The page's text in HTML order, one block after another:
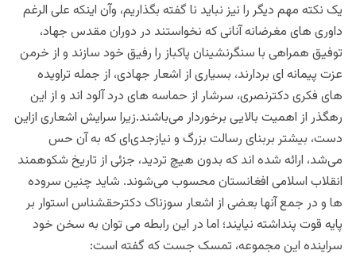
یک نکته مهم دیگر را نیز نباید نا گفته بگذاریم، وآن اینکه علی الرغم
داوری های مغرضانه آنانی که نخواستند در دوران مقدس جهاد،
توفیق همراهی با سنگرنشینان پاکباز را رفیق خود سازند و از خرمن
عزت پیمانه ای بردارند، بسیاری از اشعار جهادی، از جمله تراویده
های فکری دکترنصری، سرشار از حماسه های درد آلود اند و از این
رهگذر از اهمیت بالایی برخوردار می‌باشند.زیرا سرایش اشعاری ازاین
دست، بیشتر بربنای رسالت بزرگ و نیازجدی‌‌ای که به آن حس
می‌شد، ارائه شده اند که بدون هیچ تردید، جزئی از تاریخ شکوهمند
انقلاب اسلامی افغانستان محسوب می‌شوند. شاید چنین سروده
ها و در جمع آنها بعضی از اشعار سوزناک دکترحقشناس استوار بر
پایه قوت پنداشته نیایند؛ اما در این رابطه می توان به سخن خود
سراینده این مجموعه، تمسک جست که گفته است: